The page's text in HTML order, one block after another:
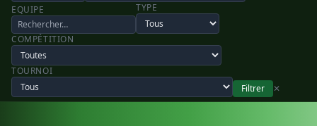
EQUIPE TYPE
COMPÉTITION
TOURNOI
Filtrer
✕